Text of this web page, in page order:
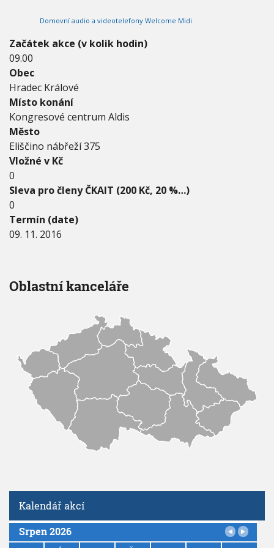
E
6
-
0
9
.
1
1
.
2
0
1
6
Domovní audio a videotelefony Welcome Midi
Začátek akce (v kolik hodin)
09.00
Obec
Hradec Králové
Místo konání
Kongresové centrum Aldis
Město
Eliščino nábřeží 375
Vložné v Kč
0
Sleva pro členy ČKAIT (200 Kč, 20 %…)
0
Termín (date)
09. 11. 2016
Oblastní kanceláře
Kalendář akcí
P
Srpen 2026